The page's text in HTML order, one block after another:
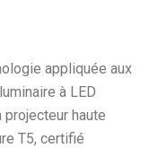
appliquée aux
à LED
haute
T5, certifié